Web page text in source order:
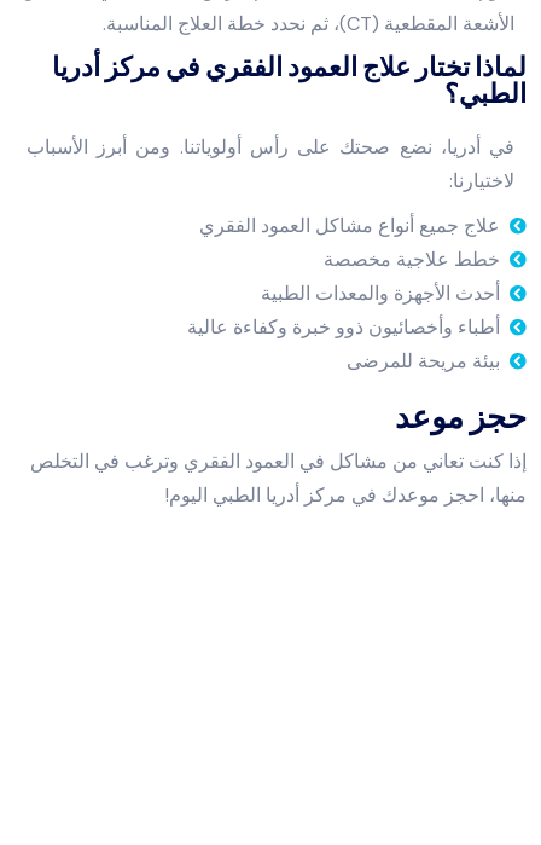
الأشعة المقطعية (CT)، ثم نحدد خطة العلاج المناسبة.
لماذا تختار علاج العمود الفقري في مركز أدريا
الطبي؟
في أدريا، نضع صحتك على رأس أولوياتنا. ومن أبرز الأسباب
لاختيارنا:
علاج جميع أنواع مشاكل العمود الفقري
خطط علاجية مخصصة
أحدث الأجهزة والمعدات الطبية
أطباء وأخصائيون ذوو خبرة وكفاءة عالية
بيئة مريحة للمرضى
حجز موعد
إذا كنت تعاني من مشاكل في العمود الفقري وترغب في التخلص
منها، احجز موعدك في مركز أدريا الطبي اليوم!